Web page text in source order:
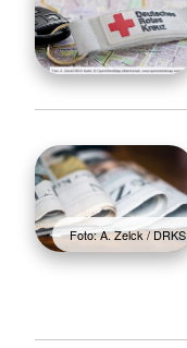
Foto: A. Zelck / DRKS